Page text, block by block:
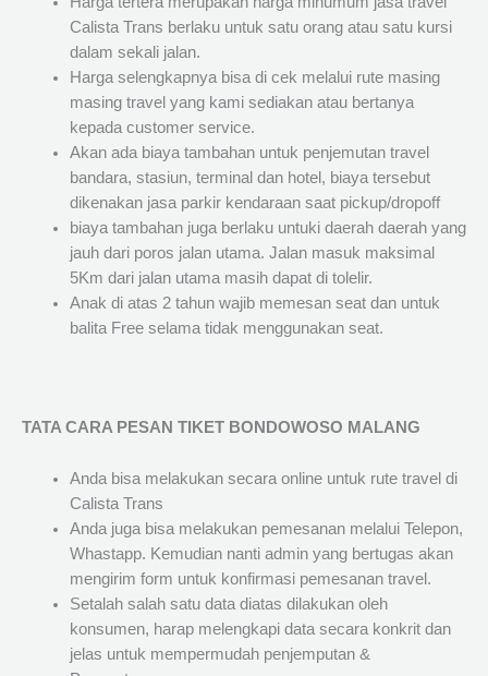
Calista Trans berlaku untuk satu orang atau satu kursi
dalam sekali jalan.
Harga selengkapnya bisa di cek melalui rute masing
masing travel yang kami sediakan atau bertanya
kepada customer service.
Akan ada biaya tambahan untuk penjemutan travel
bandara, stasiun, terminal dan hotel, biaya tersebut
dikenakan jasa parkir kendaraan saat pickup/dropoff
biaya tambahan juga berlaku untuki daerah daerah yang
jauh dari poros jalan utama. Jalan masuk maksimal
5Km dari jalan utama masih dapat di tolelir.
Anak di atas 2 tahun wajib memesan seat dan untuk
balita Free selama tidak menggunakan seat.
TATA CARA PESAN TIKET BONDOWOSO MALANG
Anda bisa melakukan secara online untuk rute travel di
Calista Trans
Anda juga bisa melakukan pemesanan melalui Telepon,
Whastapp. Kemudian nanti admin yang bertugas akan
mengirim form untuk konfirmasi pemesanan travel.
Setalah salah satu data diatas dilakukan oleh
konsumen, harap melengkapi data secara konkrit dan
jelas untuk mempermudah penjemputan &